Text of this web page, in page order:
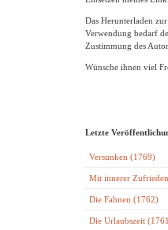
Das Herunterladen
Verwendung bedarf
Zustimmung des
Wünsche ihnen viel
Letzte
Versunken (1769)
Mit innerer
Die Fahnen (1762)
Die Urlaubszeit